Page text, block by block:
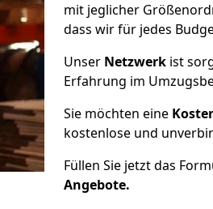
mit jeglicher
dass wir für jedes
Unser Netzwerk ist
Erfahrung im
Sie möchten eine
kostenlose und
Füllen Sie jetzt das
Angebote.